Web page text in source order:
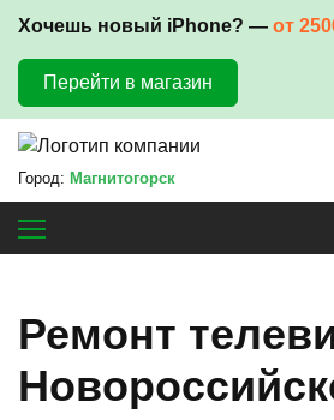
Хочешь новый iPhone? — от
Перейти в магазин
Город: Магнитогорск
Ремонт